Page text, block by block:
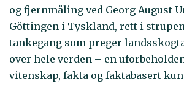
og fjernmåling ved Georg August
Göttingen i Tyskland, rett i
tankegang som preger
over hele verden – en
vitenskap, fakta og faktabasert